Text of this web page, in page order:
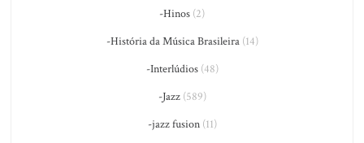
-Hinos (2)
-História da Música Brasileira(14)
-Interlúdios(48)
-Jazz(589)
-jazz fusion(11)